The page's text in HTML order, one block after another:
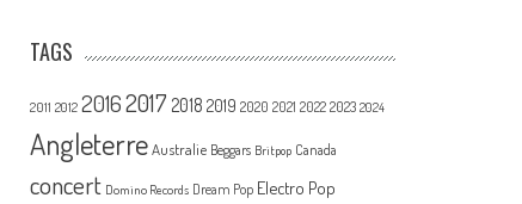
TAGS
2011 2012 20162017 2018 2019 2020 2021 2022 2023 2024
Angleterre Australie Beggars Britpop Canada
concert Domino Records Dream Pop Electro Pop